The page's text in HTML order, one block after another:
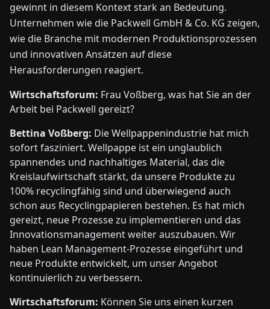
KONTAKT
ZU
UNS
gewinnt in diesem Kontext stark an Bedeutung.
Unternehmen wie die Packwell GmbH & Co. KG zeigen,
wie die Branche mit modernen Produktionsprozessen
und innovativen Ansätzen auf diese
Herausforderungen reagiert.
Wirtschaftsforum: Frau Voßberg, was hat Sie an der
Arbeit bei Packwell gereizt?
Bettina Voßberg: Die Wellpappenindustrie hat mich
sofort fasziniert. Wellpappe ist ein unglaublich
spannendes und nachhaltiges Material, das die
Kreislaufwirtschaft stärkt, da unsere Produkte zu
100% recyclingfähig sind und überwiegend auch
schon aus Recyclingpapieren bestehen. Es hat mich
gereizt, neue Prozesse zu implementieren und das
Innovationsmanagement weiter auszubauen. Wir
haben Lean Management-Prozesse eingeführt und
neue Produkte entwickelt, um unser Angebot
kontinuierlich zu verbessern.
Wirtschaftsforum: Können Sie uns einen kurzen